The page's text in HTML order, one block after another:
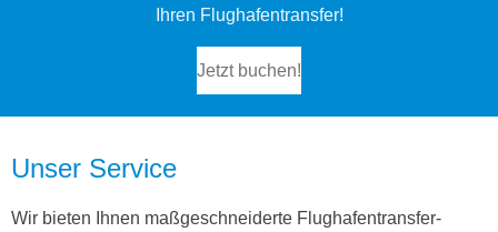
Ihren Flughafentransfer!
Jetzt buchen!
Unser Service
Wir bieten Ihnen maßgeschneiderte Flughafentransfer-